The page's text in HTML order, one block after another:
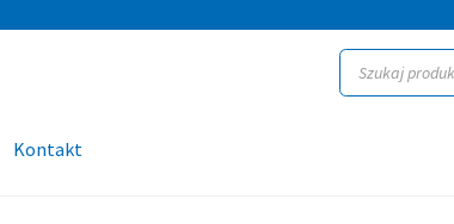
Wyszukiwarka
produktów
Kontakt